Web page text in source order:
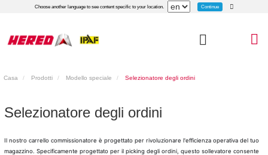
Choose another language to see content specific to your location. Continue
Casa Prodotti Modello speciale Selezionatore degli ordini
Selezionatore degli ordini
Il nostro carrello commissionatore è progettato per rivoluzionare l'efficienza operativa del tuo
magazzino. Specificamente progettato per il picking degli ordini, questo sollevatore consente